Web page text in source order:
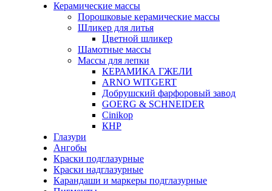
Керамические массы
Порошковые керамические массы
Шликер для литья
Цветной шликер
Шамотные массы
Массы для лепки
КЕРАМИКА ГЖЕЛИ
ARNO WITGERT
Добрушский фарфоровый завод
GOERG & SCHNEIDER
Cinikop
КНР
Глазури
Ангобы
Краски подглазурные
Краски надглазурные
Карандаши и маркеры подглазурные